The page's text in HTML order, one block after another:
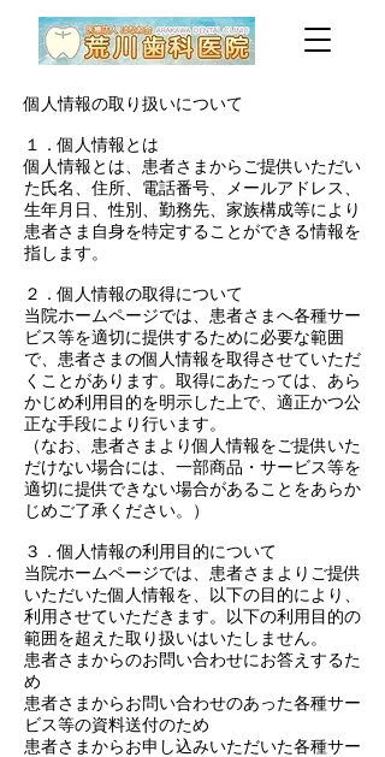
個人情報の取り扱いについて
１．個人情報とは
個人情報とは、患者さまからご提供いただい
た氏名、住所、電話番号、メールアドレス、
生年月日、性別、勤務先、家族構成等により
患者さま自身を特定することができる情報を
指します。
２．個人情報の取得について
当院ホームページでは、患者さまへ各種サー
ビス等を適切に提供するために必要な範囲
で、患者さまの個人情報を取得させていただ
くことがあります。取得にあたっては、あら
かじめ利用目的を明示した上で、適正かつ公
正な手段により行います。
（なお、患者さまより個人情報をご提供いた
だけない場合には、一部商品・サービス等を
適切に提供できない場合があることをあらか
じめご了承ください。）
３．個人情報の利用目的について
当院ホームページでは、患者さまよりご提供
いただいた個人情報を、以下の目的により、
利用させていただきます。以下の利用目的の
範囲を超えた取り扱いはいたしません。
患者さまからのお問い合わせにお答えするた
め
患者さまからお問い合わせのあった各種サー
ビス等の資料送付のため
患者さまからお申し込みいただいた各種サー